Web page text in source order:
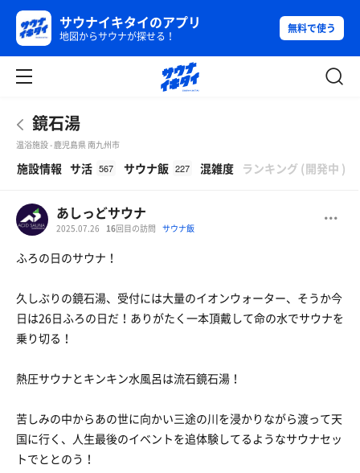
サウナイキタイのアプリ
地図からサウナが探せる！
無料で使う
鏡石湯
温浴施設 - 鹿児島県 南九州市
施設情報 サ活 567 サウナ飯 227 混雑度 ランキング (開発中 )
あしっどサウナ
2025.07.26 16回目の訪問 サウナ飯
ふろの日のサウナ！
久しぶりの鏡石湯、受付には大量のイオンウォーター、そうか今
日は26日ふろの日だ！ありがたく一本頂戴して命の水でサウナを
乗り切る！
熱圧サウナとキンキン水風呂は流石鏡石湯！
苦しみの中からあの世に向かい三途の川を浸かりながら渡って天
国に行く、人生最後のイベントを追体験してるようなサウナセッ
トでととのう！